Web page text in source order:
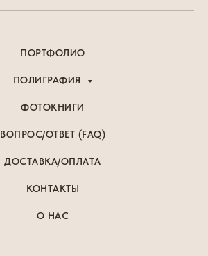
ПОРТФОЛИО
ПОЛИГРАФИЯ
ФОТОКНИГИ
ВОПРОС/ОТВЕТ (FAQ)
ДОСТАВКА/ОПЛАТА
КОНТАКТЫ
О НАС